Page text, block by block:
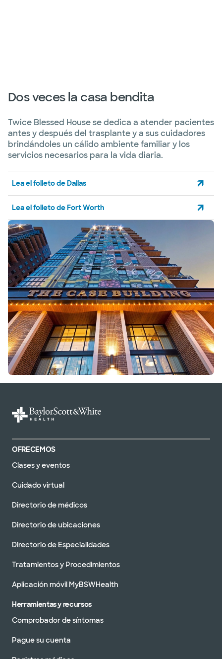
Dos veces la casa bendita
Twice Blessed House se dedica a atender pacientes
antes y después del trasplante y a sus cuidadores
brindándoles un cálido ambiente familiar y los
servicios necesarios para la vida diaria.
Lea el folleto de Dallas
Lea el folleto de Fort Worth
OFRECEMOS
Clases y eventos
Cuidado virtual
Directorio de médicos
Directorio de ubicaciones
Directorio de Especialidades
Tratamientos y Procedimientos
Aplicación móvil MyBSWHealth
Herramientas y recursos
Comprobador de síntomas
Pague su cuenta